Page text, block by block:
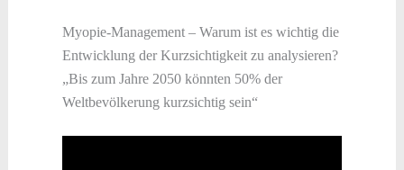
Myopie-Management – Warum ist es wichtig die
Entwicklung der Kurzsichtigkeit zu analysieren?
„Bis zum Jahre 2050 könnten 50% der
Weltbevölkerung kurzsichtig sein“